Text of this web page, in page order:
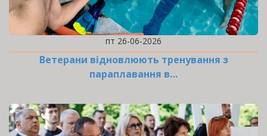
пт 26-06-2026
Ветерани відновлюють тренування з
параплавання в…